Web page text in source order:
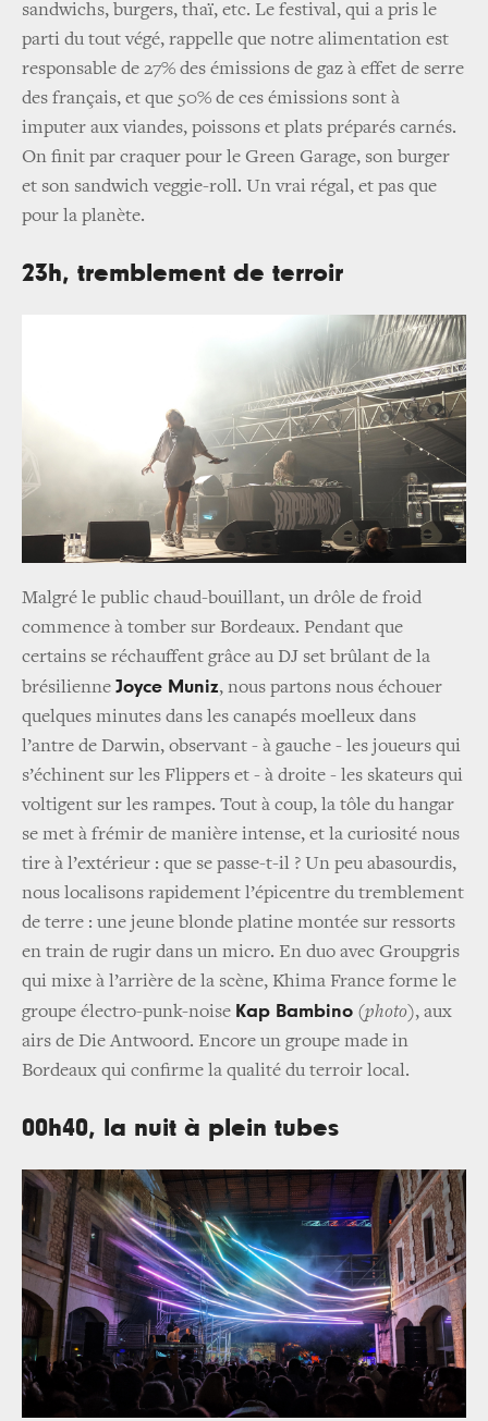
sandwichs, burgers, thaï, etc. Le festival, qui a pris le
parti du tout végé, rappelle que notre alimentation est
responsable de 27% des émissions de gaz à effet de serre
des français, et que 50% de ces émissions sont à
imputer aux viandes, poissons et plats préparés carnés.
On finit par craquer pour le Green Garage, son burger
et son sandwich veggie-roll. Un vrai régal, et pas que
pour la planète.
23h, tremblement de terroir
Malgré le public chaud-bouillant, un drôle de froid
commence à tomber sur Bordeaux. Pendant que
certains se réchauffent grâce au DJ set brûlant de la
brésilienne Joyce Muniz, nous partons nous échouer
quelques minutes dans les canapés moelleux dans
l’antre de Darwin, observant - à gauche - les joueurs qui
s’échinent sur les Flippers et - à droite - les skateurs qui
voltigent sur les rampes. Tout à coup, la tôle du hangar
se met à frémir de manière intense, et la curiosité nous
tire à l’extérieur : que se passe-t-il ? Un peu abasourdis,
nous localisons rapidement l’épicentre du tremblement
de terre : une jeune blonde platine montée sur ressorts
en train de rugir dans un micro. En duo avec Groupgris
qui mixe à l’arrière de la scène, Khima France forme le
groupe électro-punk-noise Kap Bambino (photo), aux
airs de Die Antwoord. Encore un groupe made in
Bordeaux qui confirme la qualité du terroir local.
00h40, la nuit à plein tubes